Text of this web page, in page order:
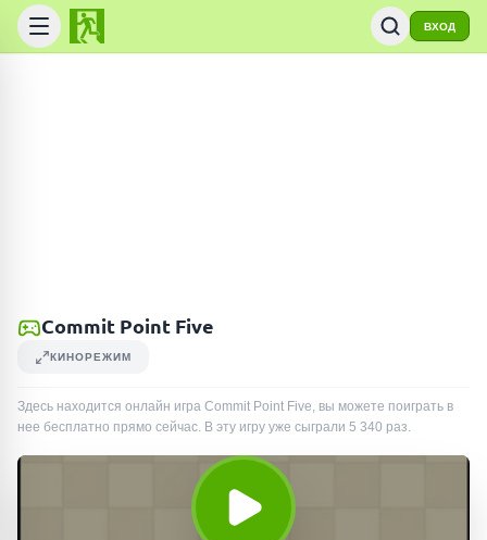
ВХОД
Commit Point Five
КИНОРЕЖИМ
Здесь находится онлайн игра Commit Point Five, вы можете поиграть в
нее бесплатно прямо сейчас. В эту игру уже сыграли 5 340 раз.